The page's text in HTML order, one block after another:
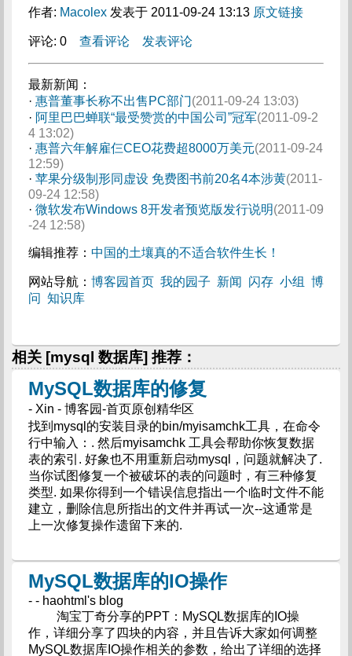
作者: Macolex发表于 2011-09-24 13:13 原文链接
评论: 0 查看评论 发表评论
最新新闻：
· 惠普董事长称不出售PC部门(2011-09-24 13:03)
· 阿里巴巴蝉联“最受赞赏的中国公司”冠军(2011-09-2
4 13:02)
· 惠普六年解雇仨CEO花费超8000万美元(2011-09-24
12:59)
· 苹果分级制形同虚设 免费图书前20名4本涉黄(2011-
09-24 12:58)
· 微软发布Windows 8开发者预览版发行说明(2011-09
-24 12:58)
编辑推荐： 中国的土壤真的不适合软件生长！
网站导航： 博客园首页 我的园子 新闻 闪存 小组
博
问 知识库
相关 [mysql 数据库] 推荐：
MySQL数据库的修复
- Xin - 博客园-首页原创精华区
找到mysql的安装目录的bin/myisamchk工具，在命令
行中输入：. 然后myisamchk 工具会帮助你恢复数据
表的索引. 好象也不用重新启动mysql，问题就解决了.
当你试图修复一个被破坏的表的问题时，有三种修复
类型. 如果你得到一个错误信息指出一个临时文件不能
建立，删除信息所指出的文件并再试一次--这通常是
上一次修复操作遗留下来的.
MySQL数据库的IO操作
- - haohtml's blog
淘宝丁奇分享的PPT：MySQL数据库的IO操
作，详细分享了四块的内容，并且告诉大家如何调整
MySQL数据库IO操作相关的参数，给出了详细的选择